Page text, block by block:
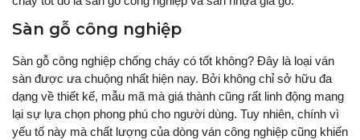
Sàn gỗ công nghiệp
Sàn gỗ công nghiệp chống cháy có tốt không? Đây là loại ván
sàn được ưa chuộng nhất hiện nay. Bởi không chỉ sở hữu đa
dạng về thiết kế, mẫu mã mà giá thành cũng rất linh động mang
lại sự lựa chọn phong phú cho người dùng. Tuy nhiên, chính vì
yếu tố này mà chất lượng của dòng ván công nghiệp cũng khiến